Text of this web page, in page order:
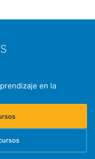
en la
en una nueva pestaña)
en una nueva pestaña)